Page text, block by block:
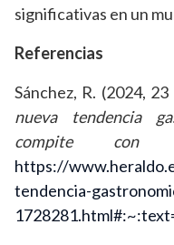
significativas en un
Referencias
Sánchez, R. (2024,
nueva tendencia
compite con
https://
tendencia-